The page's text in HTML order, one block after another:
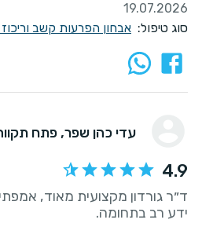
19.07.2026
סוג טיפול: אבחון הפרעות קשב וריכוז
עדי כהן שפר, פתח
4.9
ד״ר גורדון מקצועית מאוד,
ידע רב בתחומה.